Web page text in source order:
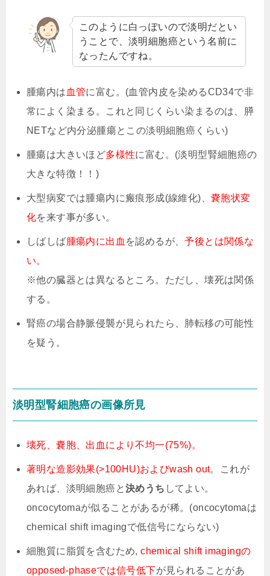
このように白っぽいので淡明だとい
うことで、淡明細胞癌という名前に
なったんですね。
腫瘍内は 血管に富む。(血管内皮を染めるCD34で非
常によく染まる。これと同じくらい染まるのは、膵
NETなど内分泌腫瘍とこの淡明細胞癌くらい)
腫瘍は大きいほど多様性に富む。(淡明型腎細胞癌の
大きな特徴！！)
大型病変では腫瘍内に瘢痕形成(線維化)、 嚢胞状変
化を来す事が多い。
しばしば腫瘍内に出血 を認めるが、予後とは関係な
い。
※他の臓器とは異なるところ。ただし、壊死は関係
する。
腎癌の場合静脈侵襲が見られたら、肺転移の可能性
を疑う。
淡明型腎細胞癌の画像所見
壊死、嚢胞、出血により不均一(75%)。
著明な造影効果(>100HU)およびwash out。これが
あれば、淡明細胞癌と決めうち してよい。
oncocytomaが似ることがあるが稀。(oncocytomaは
chemical shift imagingで低信号にならない)
細胞質に脂質を含むため,chemical shift imagingの
opposed-phaseでは信号低下が見られることがあ